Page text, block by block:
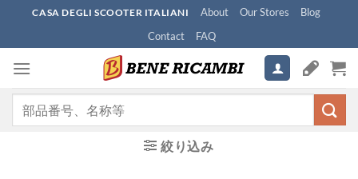
content
CASA DEGLI SCOOTER ITALIANI About Our Stores
Blog
Contact
FAQ
絞り込み